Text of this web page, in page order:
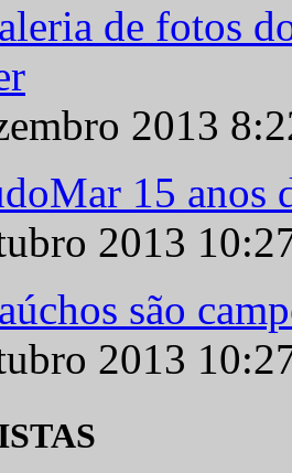
de fotos
2013
15 anos
2013
são
2013